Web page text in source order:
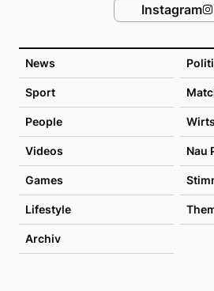
News
Sport
People
Videos Nau
Games
Lifestyle
Archiv
Instagram